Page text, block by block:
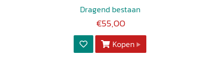
Dragend bestaan
€55,00
Kopen